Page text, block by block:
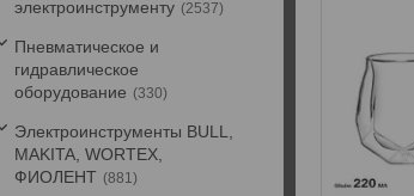
электроинструменту
2537
Пневматическое и
гидравлическое
оборудование
330
Электроинструменты BULL,
MAKITA, WORTEX,
ФИОЛЕНТ
881